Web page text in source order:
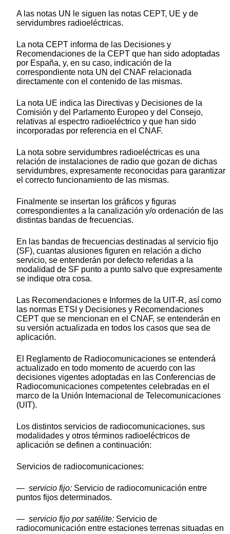
A las notas UN le siguen las notas CEPT, UE y de
servidumbres radioeléctricas.
La nota CEPT informa de las Decisiones y
Recomendaciones de la CEPT que han sido adoptadas
por España, y, en su caso, indicación de la
correspondiente nota UN del CNAF relacionada
directamente con el contenido de las mismas.
La nota UE indica las Directivas y Decisiones de la
Comisión y del Parlamento Europeo y del Consejo,
relativas al espectro radioeléctrico y que han sido
incorporadas por referencia en el CNAF.
La nota sobre servidumbres radioeléctricas es una
relación de instalaciones de radio que gozan de dichas
servidumbres, expresamente reconocidas para garantizar
el correcto funcionamiento de las mismas.
Finalmente se insertan los gráficos y figuras
correspondientes a la canalización y/o ordenación de las
distintas bandas de frecuencias.
En las bandas de frecuencias destinadas al servicio fijo
(SF), cuantas alusiones figuren en relación a dicho
servicio, se entenderán por defecto referidas a la
modalidad de SF punto a punto salvo que expresamente
se indique otra cosa.
Las Recomendaciones e Informes de la UIT-R, así como
las normas ETSI y Decisiones y Recomendaciones
CEPT que se mencionan en el CNAF, se entenderán en
su versión actualizada en todos los casos que sea de
aplicación.
El Reglamento de Radiocomunicaciones se entenderá
actualizado en todo momento de acuerdo con las
decisiones vigentes adoptadas en las Conferencias de
Radiocomunicaciones competentes celebradas en el
marco de la Unión Internacional de Telecomunicaciones
(UIT).
Los distintos servicios de radiocomunicaciones, sus
modalidades y otros términos radioeléctricos de
aplicación se definen a continuación:
Servicios de radiocomunicaciones:
— servicio fijo: Servicio de radiocomunicación entre
puntos fijos determinados.
— servicio fijo por satélite: Servicio de
radiocomunicación entre estaciones terrenas situadas en